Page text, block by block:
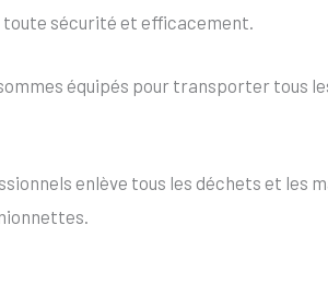
sécurité et efficacement.
équipés pour transporter tous
enlève tous les déchets et